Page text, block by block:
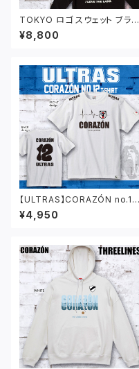
TOKYO ロゴ スウェット ブラッ
ク
¥8,800
【ULTRAS】CORAZÓN no.12
Tシャツ ホワイト
¥4,950